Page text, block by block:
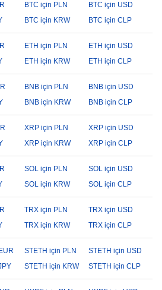
BTC için PLN
BTC için USD
BTC için KRW BTC için CLP
ETH için PLN
ETH için USD
ETH için KRW ETH için CLP
BNB için PLN
BNB için USD
BNB için KRW BNB için CLP
XRP için PLN
XRP için USD
XRP için KRW XRP için CLP
SOL için PLN
SOL için USD
SOL için KRW SOL için CLP
TRX için PLN
TRX için USD
TRX için KRW TRX için CLP
STETH için PLN
STETH için USD
STETH için KRW STETH için CLP